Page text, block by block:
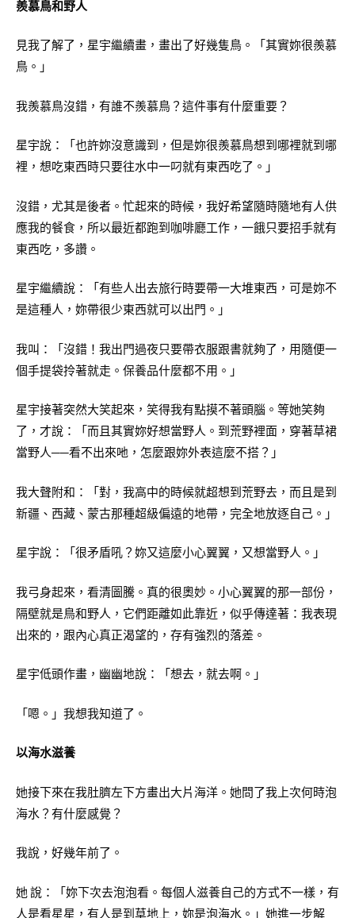
羨慕鳥和野人
見我了解了，星宇繼續畫，畫出了好幾隻鳥。「其實妳很羨慕
鳥。」
我羨慕鳥沒錯，有誰不羨慕鳥？這件事有什麼重要？
星宇說：「也許妳沒意識到，但是妳很羨慕鳥想到哪裡就到哪
裡，想吃東西時只要往水中一叼就有東西吃了。」
沒錯，尤其是後者。忙起來的時候，我好希望隨時隨地有人供
應我的餐食，所以最近都跑到咖啡廳工作，一餓只要招手就有
東西吃，多讚。
星宇繼續說：「有些人出去旅行時要帶一大堆東西，可是妳不
是這種人，妳帶很少東西就可以出門。」
我叫：「沒錯！我出門過夜只要帶衣服跟書就夠了，用隨便一
個手提袋拎著就走。保養品什麼都不用。」
星宇接著突然大笑起來，笑得我有點摸不著頭腦。等她笑夠
了，才說：「而且其實妳好想當野人。到荒野裡面，穿著草裙
當野人──看不出來吔，怎麼跟妳外表這麼不搭？」
我大聲附和：「對，我高中的時候就超想到荒野去，而且是到
新疆、西藏、蒙古那種超級偏遠的地帶，完全地放逐自己。」
星宇說：「很矛盾吼？妳又這麼小心翼翼，又想當野人。」
我弓身起來，看清圖騰。真的很奧妙。小心翼翼的那一部份，
隔壁就是鳥和野人，它們距離如此靠近，似乎傳達著：我表現
出來的，跟內心真正渴望的，存有強烈的落差。
星宇低頭作畫，幽幽地說：「想去，就去啊。」
「嗯。」我想我知道了。
以海水滋養
她接下來在我肚臍左下方畫出大片海洋。她問了我上次何時泡
海水？有什麼感覺？
我說，好幾年前了。
她 說：「妳下次去泡泡看。每個人滋養自己的方式不一樣，有
人是看星星，有人是到草地上，妳是泡海水。」她進一步解